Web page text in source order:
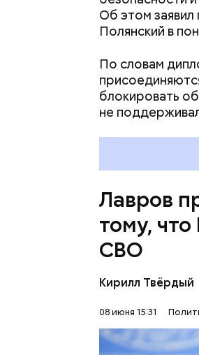
Об этом
Полянский в
По словам
блокировать
не
Лавров
тому,
СВО
Кирилл Твёрдый
08 июня 15:31
— Всем надо
действий
Новости
были
президентом
ПЕРЕГОВОРЫ
90-
беспилотники